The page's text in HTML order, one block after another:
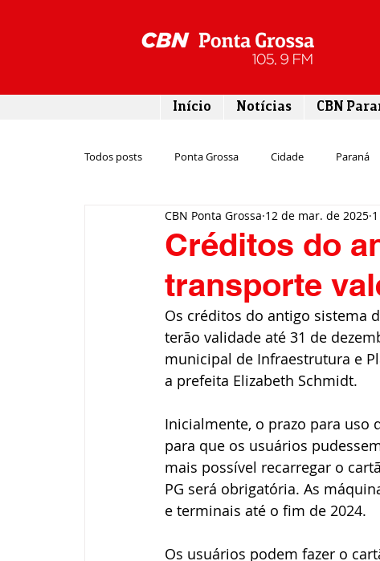
Início Notícias CBN
Todos posts Ponta Grossa Cidade Paraná
Emprego Campos Gerais
Rodovias Agronegócio
Créditos do
transporte
CBN Ponta Grossa 12 de mar. de 2025
Os créditos do antigo sistema
terão validade até 31 de
municipal de Infraestrutura e
a prefeita Elizabeth Schmidt.
Inicialmente, o prazo para uso
para que os usuários
mais possível recarregar o
PG será obrigatória. As
e terminais até o fim de 2024.
Os usuários podem fazer o